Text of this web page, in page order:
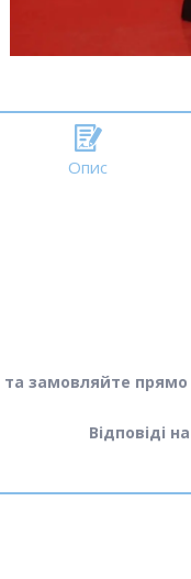
Опис
замовляйте прямо
Відповіді